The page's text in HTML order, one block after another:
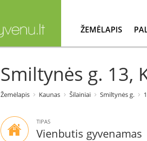
ŽEMĖLAPIS
Smiltynės g. 13,
Žemėlapis Kaunas Šilainiai Smiltynės g.
TIPAS
Vienbutis gyvenamas